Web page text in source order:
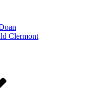
Clermont